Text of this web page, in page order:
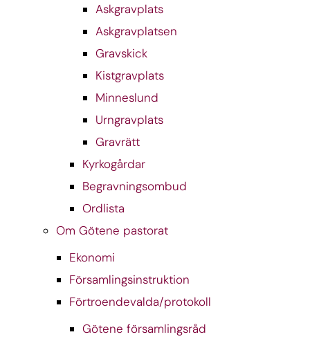
Askgravplats
Askgravplatsen
Gravskick
Kistgravplats
Minneslund
Urngravplats
Gravrätt
Kyrkogårdar
Begravningsombud
Ordlista
Om Götene pastorat
Ekonomi
Församlingsinstruktion
Förtroendevalda/protokoll
Götene församlingsråd